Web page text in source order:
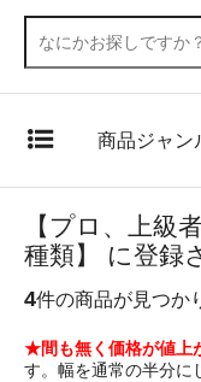
商品ジャン
【プロ、上級
種類】 に登録
4件の商品が見つか
★間も無く価格が値上
す。幅を通常の半分に